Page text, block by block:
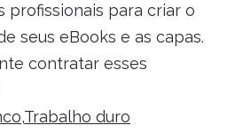
profissionais para criar o
seus eBooks e as capas.
contratar esses
,Trabalho duro